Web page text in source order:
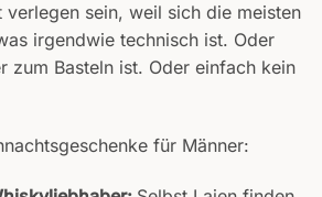
sein, weil sich die meisten
irgendwie technisch ist. Oder
zum Basteln ist. Oder einfach kein
für Männer: